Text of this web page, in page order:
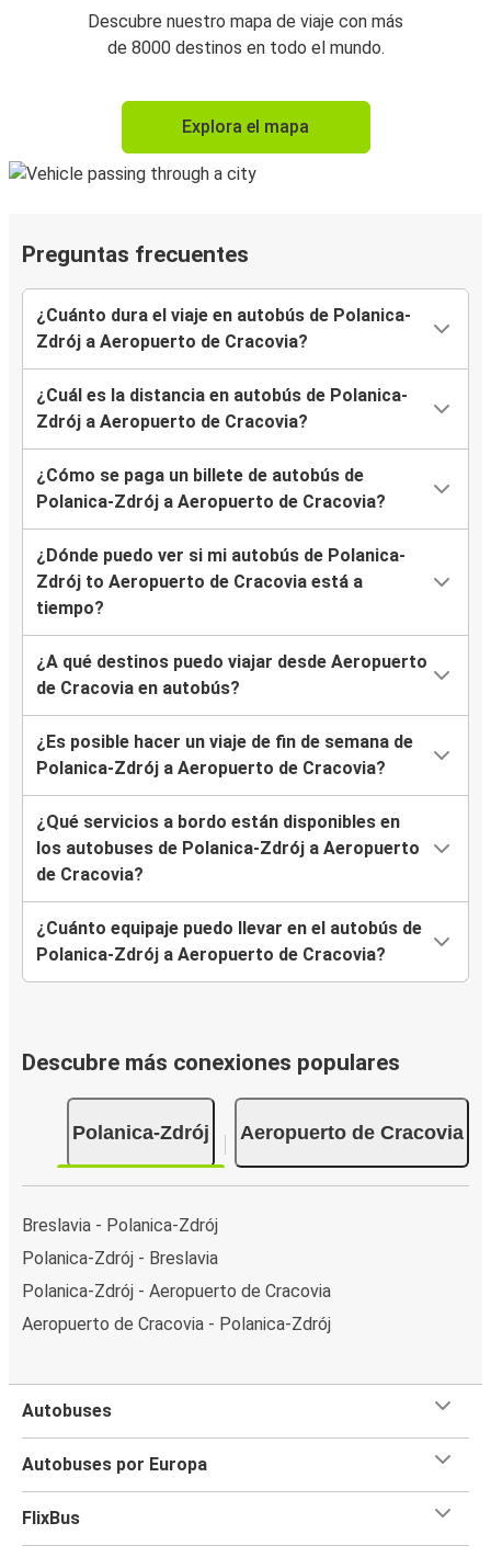
Descubre nuestro mapa de viaje con más
de 8000 destinos en todo el mundo.
Explora el mapa
Preguntas frecuentes
¿Cuánto dura el viaje en autobús de Polanica-
Zdrój a Aeropuerto de Cracovia?
¿Cuál es la distancia en autobús de Polanica-
Zdrój a Aeropuerto de Cracovia?
¿Cómo se paga un billete de autobús de
Polanica-Zdrój a Aeropuerto de Cracovia?
¿Dónde puedo ver si mi autobús de Polanica-
Zdrój to Aeropuerto de Cracovia está a
tiempo?
¿A qué destinos puedo viajar desde Aeropuerto
de Cracovia en autobús?
¿Es posible hacer un viaje de fin de semana de
Polanica-Zdrój a Aeropuerto de Cracovia?
¿Qué servicios a bordo están disponibles en
los autobuses de Polanica-Zdrój a Aeropuerto
de Cracovia?
¿Cuánto equipaje puedo llevar en el autobús de
Polanica-Zdrój a Aeropuerto de Cracovia?
Descubre más conexiones populares
Polanica-Zdrój Aeropuerto de Cracovia
Breslavia - Polanica-Zdrój
Polanica-Zdrój - Breslavia
Polanica-Zdrój - Aeropuerto de Cracovia
Aeropuerto de Cracovia - Polanica-Zdrój
Autobuses
Autobuses por Europa
FlixBus